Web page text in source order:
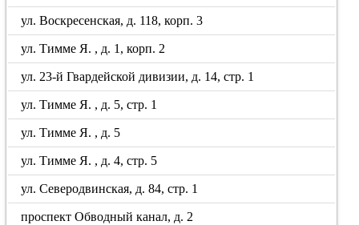
ул. Воскресенская, д. 118, корп. 3
ул. Тимме Я. , д. 1, корп. 2
ул. 23-й Гвардейской дивизии, д. 14, стр. 1
ул. Тимме Я. , д. 5, стр. 1
ул. Тимме Я. , д. 5
ул. Тимме Я. , д. 4, стр. 5
ул. Северодвинская, д. 84, стр. 1
проспект Обводный канал, д. 2